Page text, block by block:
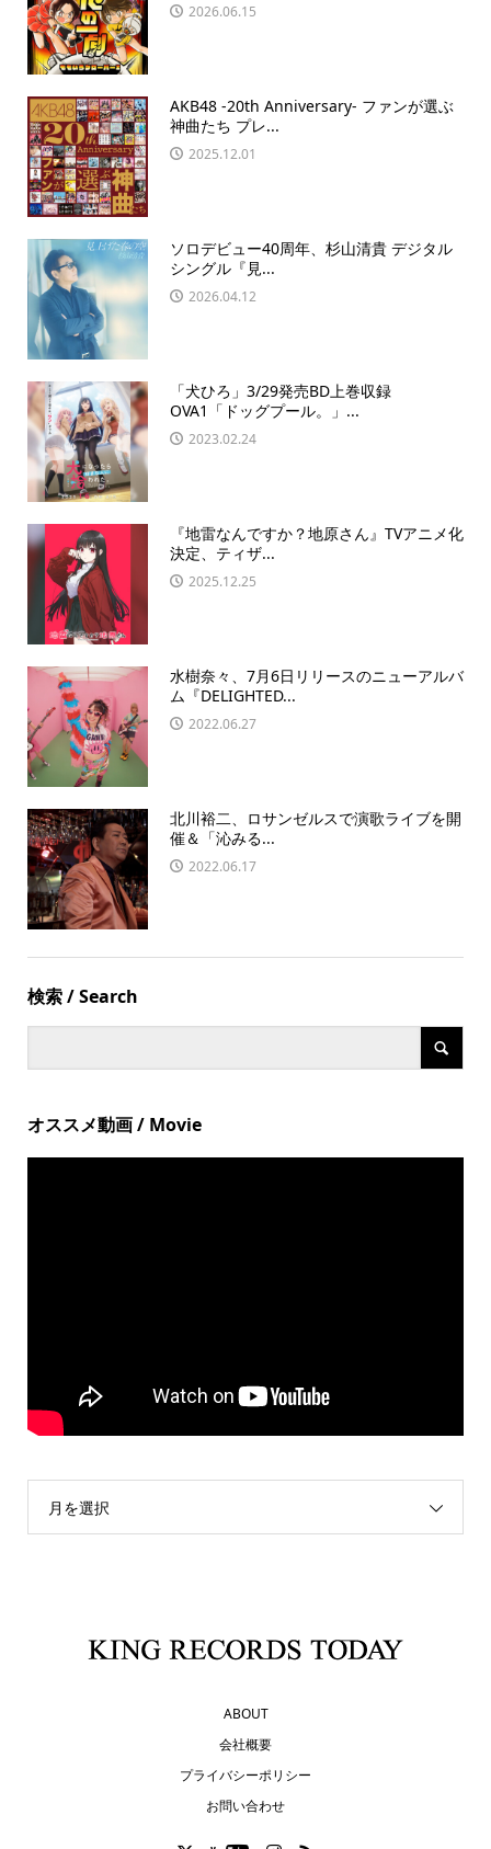
2026.06.15
AKB48 -20th Anniversary- ファンが選ぶ
神曲たち プレ...
2025.12.01
ソロデビュー40周年、杉山清貴 デジタル
シングル『見...
2026.04.12
「犬ひろ」3/29発売BD上巻収録
OVA1「ドッグプール。」...
2023.02.24
『地雷なんですか？地原さん』TVアニメ化
決定、ティザ...
2025.12.25
水樹奈々、7月6日リリースのニューアルバ
ム『DELIGHTED...
2022.06.27
北川裕二、ロサンゼルスで演歌ライブを開
催＆「沁みる...
2022.06.17
検索 / Search
オススメ動画 / Movie
月を選択
ABOUT
会社概要
プライバシーポリシー
お問い合わせ